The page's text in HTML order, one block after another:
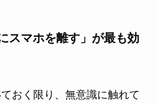
スマホを離す」が最も効
おく限り、無意識に触れて